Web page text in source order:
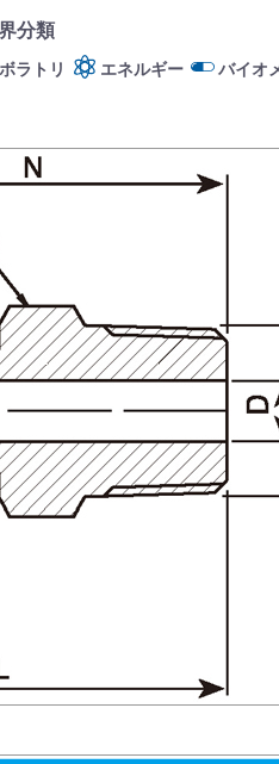
分類
ラトリ エネルギー バイオ